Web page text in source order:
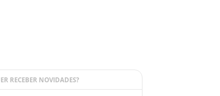
RECEBER NOVIDADES?